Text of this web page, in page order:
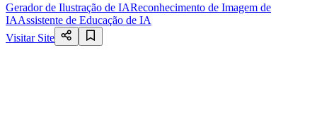
Gerador de Ilustração de IAReconhecimento de Imagem de
IAAssistente de Educação de IA
Visitar Site